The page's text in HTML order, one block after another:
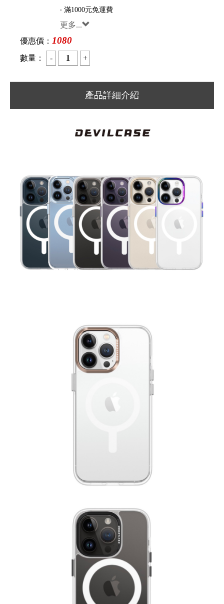
‧ 滿1000元免運費
更多...
優惠價： 1080
數量：
產品詳細介紹